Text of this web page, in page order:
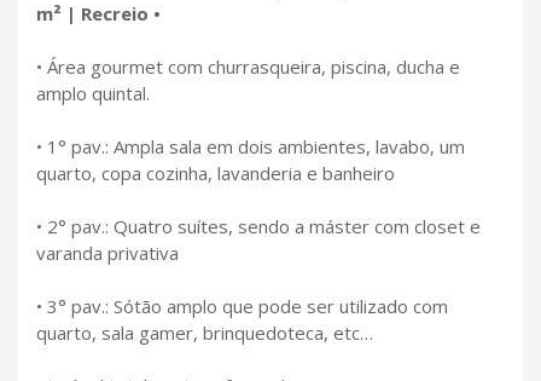
m² | Recreio •
• Área gourmet com churrasqueira, piscina, ducha e
amplo quintal.
• 1° pav.: Ampla sala em dois ambientes, lavabo, um
quarto, copa cozinha, lavanderia e banheiro
• 2° pav.: Quatro suítes, sendo a máster com closet e
varanda privativa
• 3° pav.: Sótão amplo que pode ser utilizado com
quarto, sala gamer, brinquedoteca, etc…